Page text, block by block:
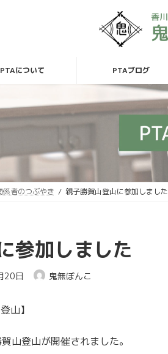
PTAについて PTAブログ
係者のつぶやき 親子勝賀山登山に参加しました
参加しました
20日 鬼無ぼんこ
山】
山登山が開催されました。